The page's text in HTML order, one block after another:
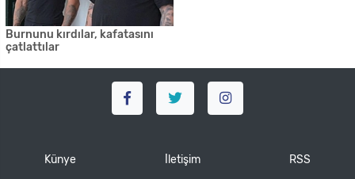
Burnunu kırdılar, kafatasını
çatlattılar
Künye İletişim RSS